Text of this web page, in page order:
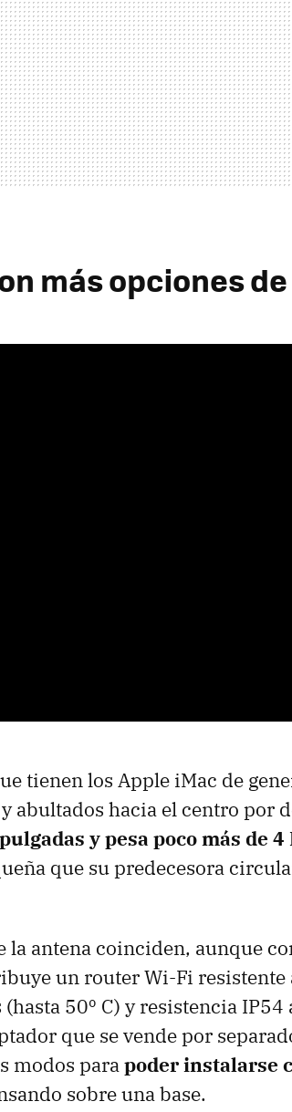
más opciones
tienen los Apple iMac de
abultados hacia el centro por
y pesa poco más de 4
que su predecesora
la antena coinciden, aunque
un router Wi-Fi resistente
50º C) y resistencia IP54
que se vende por
modos parapoder instalarse
sobre una base.